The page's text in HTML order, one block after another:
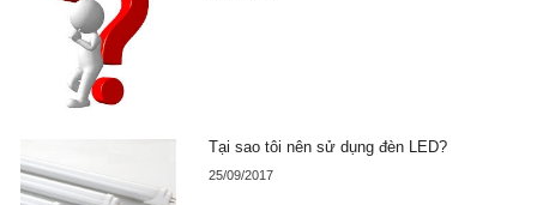
Tại sao tôi nên sử dụng đèn LED?
25/09/2017